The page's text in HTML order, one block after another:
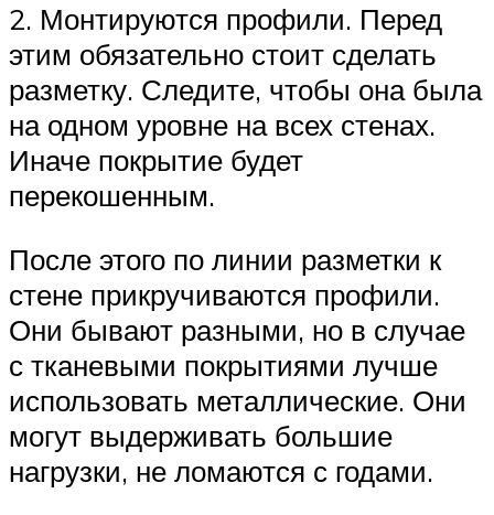
2. Монтируются профили. Перед
этим обязательно стоит сделать
разметку. Следите, чтобы она была
на одном уровне на всех стенах.
Иначе покрытие будет
перекошенным.
После этого по линии разметки к
стене прикручиваются профили.
Они бывают разными, но в случае
с тканевыми покрытиями лучше
использовать металлические. Они
могут выдерживать большие
нагрузки, не ломаются с годами.